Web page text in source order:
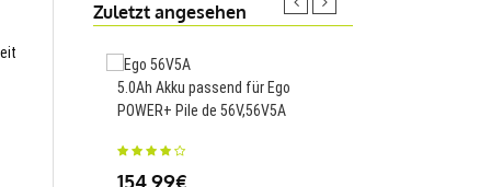
Zuletzt angesehen
5.0Ah Akku passend für Ego
POWER+ Pile de 56V,56V5A
154.99€